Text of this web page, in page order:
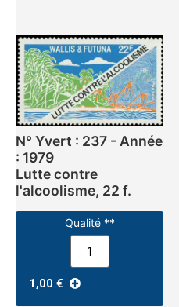
N° Yvert : 237 - Année
: 1979
Lutte contre
l'alcoolisme, 22 f.
Qualité **
1,00 €